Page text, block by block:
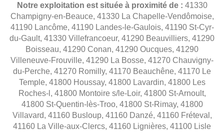
Notre exploitation est située à proximité de : 41330
Champigny-en-Beauce, 41330 La Chapelle-Vendômoise,
41190 Lancôme, 41190 Landes-le-Gaulois, 41190 St-Cyr-
du-Gault, 41330 Villefrancoeur, 41290 Beauvilliers, 41290
Boisseau, 41290 Conan, 41290 Oucques, 41290
Villeneuve-Frouville, 41290 La Bosse, 41270 Chauvigny-
du-Perche, 41270 Romilly, 41170 Beauchêne, 41170 Le
Temple, 41800 Houssay, 41800 Lavardin, 41800 Les
Roches-l, 41800 Montoire s/le-Loir, 41800 St-Arnoult,
41800 St-Quentin-lès-Troo, 41800 St-Rimay, 41800
Villavard, 41160 Busloup, 41160 Danzé, 41160 Fréteval,
41160 La Ville-aux-Clercs, 41160 Lignières, 41100 Lisle